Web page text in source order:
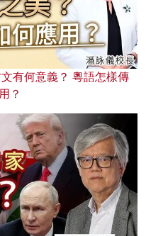
有何意義？ 粵語怎樣傳
？